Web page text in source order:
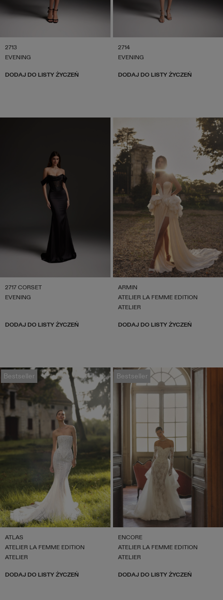
2713
EVENING
DODAJ DO LISTY ŻYCZEŃ
2714
EVENING
DODAJ DO LISTY ŻYCZEŃ
2717 CORSET
EVENING
DODAJ DO LISTY ŻYCZEŃ
ARMIN
ATELIER LA FEMME EDITION
ATELIER
DODAJ DO LISTY ŻYCZEŃ
Bestseller
ATLAS
ATELIER LA FEMME EDITION
ATELIER
DODAJ DO LISTY ŻYCZEŃ
Bestseller
ENCORE
ATELIER LA FEMME EDITION
ATELIER
DODAJ DO LISTY ŻYCZEŃ